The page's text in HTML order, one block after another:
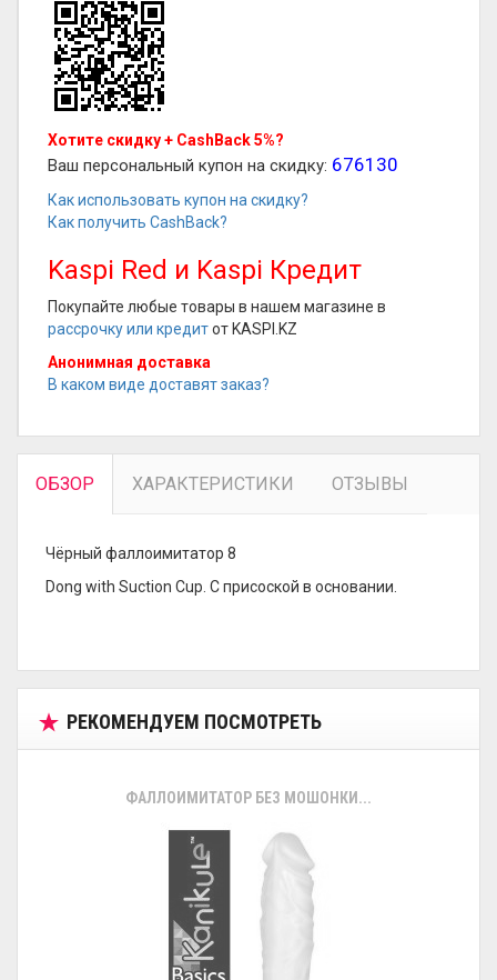
Хотите скидку + CashBack 5%?
Ваш персональный купон на скидку: 676130
Как использовать купон на скидку?
Как получить CashBack?
Kaspi Red и Kaspi Кредит
Покупайте любые товары в нашем магазине в
рассрочку или кредитот KASPI.KZ
Анонимная доставка
В каком виде доставят заказ?
ОБЗОР ХАРАКТЕРИСТИКИ ОТЗЫВЫ
Чёрный фаллоимитатор 8
Dong with Suction Cup. С присоской в основании.
РЕКОМЕНДУЕМ ПОСМОТРЕТЬ
ФАЛЛОИМИТАТОР БЕЗ МОШОНКИ...